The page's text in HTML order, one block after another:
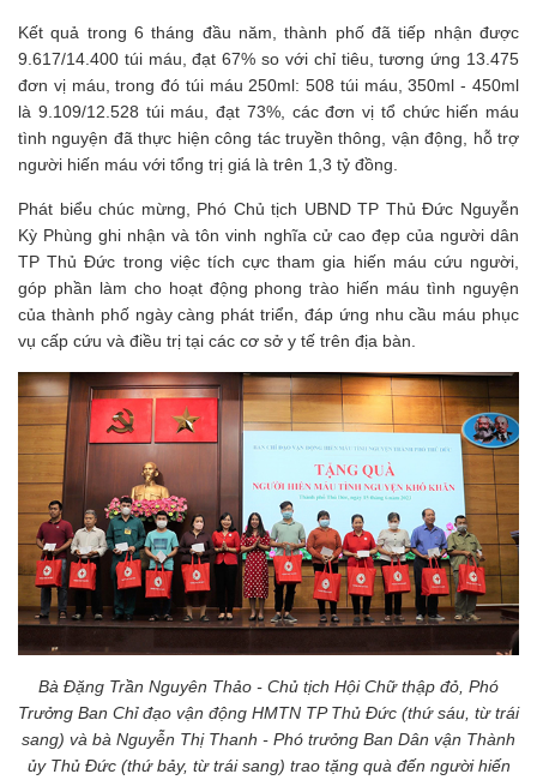
Kết quả trong 6 tháng đầu năm, thành phố đã tiếp nhận được
9.617/14.400 túi máu, đạt 67% so với chỉ tiêu, tương ứng 13.475
đơn vị máu, trong đó túi máu 250ml: 508 túi máu, 350ml - 450ml
là 9.109/12.528 túi máu, đạt 73%, các đơn vị tổ chức hiến máu
tình nguyện đã thực hiện công tác truyền thông, vận động, hỗ trợ
người hiến máu với tổng trị giá là trên 1,3 tỷ đồng.
Phát biểu chúc mừng, Phó Chủ tịch UBND TP Thủ Đức Nguyễn
Kỳ Phùng ghi nhận và tôn vinh nghĩa cử cao đẹp của người dân
TP Thủ Đức trong việc tích cực tham gia hiến máu cứu người,
góp phần làm cho hoạt động phong trào hiến máu tình nguyện
của thành phố ngày càng phát triển, đáp ứng nhu cầu máu phục
vụ cấp cứu và điều trị tại các cơ sở y tế trên địa bàn.
Bà Đặng Trần Nguyên Thảo - Chủ tịch Hội Chữ thập đỏ, Phó
Trưởng Ban Chỉ đạo vận động HMTN TP Thủ Đức (thứ sáu, từ trái
sang) và bà Nguyễn Thị Thanh - Phó trưởng Ban Dân vận Thành
ủy Thủ Đức (thứ bảy, từ trái sang) trao tặng quà đến người hiến